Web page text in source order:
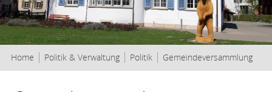
Home Politik & Verwaltung Politik Gemeindeversammlung